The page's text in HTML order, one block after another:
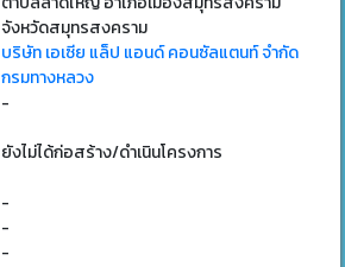
จังหวัดสมุทรสงคราม
บริษัท เอเซีย แล็ป แอนด์ คอนซัลแตนท์ จำกัด
กรมทางหลวง
-
ยังไม่ได้ก่อสร้าง/ดำเนินโครงการ
-
-
-